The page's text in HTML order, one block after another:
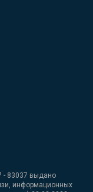
- 83037 выдано
информационных